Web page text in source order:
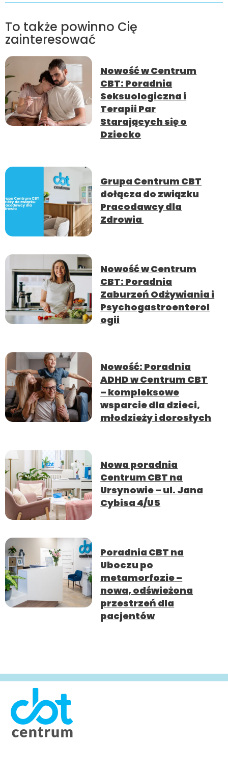
To także powinno Cię
zainteresować
Nowość w Centrum
CBT: Poradnia
Seksuologiczna i
Terapii Par
Starających się o
Dziecko
Grupa Centrum CBT
dołącza do związku
Pracodawcy dla
Zdrowia
Nowość w Centrum
CBT: Poradnia
Zaburzeń Odżywiania i
Psychogastroenterol
ogii
Nowość: Poradnia
ADHD w Centrum CBT
– kompleksowe
wsparcie dla dzieci,
młodzieży i dorosłych
Nowa poradnia
Centrum CBT na
Ursynowie – ul. Jana
Cybisa 4/U5
Poradnia CBT na
Uboczu po
metamorfozie –
nowa, odświeżona
przestrzeń dla
pacjentów